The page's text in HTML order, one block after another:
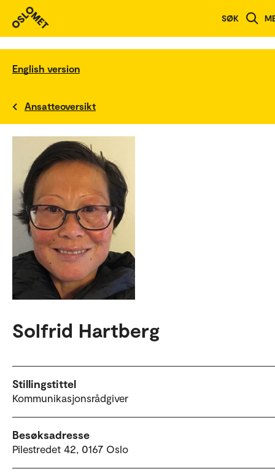
SØK
English version
Ansatteoversikt
Solfrid Hartberg
Stillingstittel
Kommunikasjonsrådgiver
Besøksadresse
Pilestredet 42, 0167 Oslo